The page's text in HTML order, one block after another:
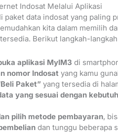
Indosat Melalui Aplikasi
paket data indosat yang paling
kita dalam memilih
Berikut langkah-
aplikasi MyIM3 di
nomor Indosat yang kamu
Paket” yang tersedia di
yang sesuai dengan
pilih metode pembayaran,
dan tunggu beberapa